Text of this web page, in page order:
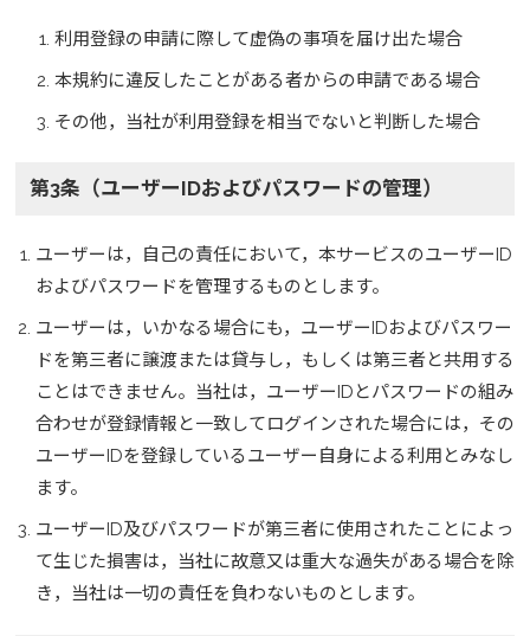
利用登録の申請に際して虚偽の事項を届け出た場合
本規約に違反したことがある者からの申請である場合
その他，当社が利用登録を相当でないと判断した場合
第3条（ユーザーIDおよびパスワードの管理）
ユーザーは，自己の責任において，本サービスのユーザーID
およびパスワードを管理するものとします。
ユーザーは，いかなる場合にも，ユーザーIDおよびパスワー
ドを第三者に譲渡または貸与し，もしくは第三者と共用する
ことはできません。当社は，ユーザーIDとパスワードの組み
合わせが登録情報と一致してログインされた場合には，その
ユーザーIDを登録しているユーザー自身による利用とみなし
ます。
ユーザーID及びパスワードが第三者に使用されたことによっ
て生じた損害は，当社に故意又は重大な過失がある場合を除
き，当社は一切の責任を負わないものとします。